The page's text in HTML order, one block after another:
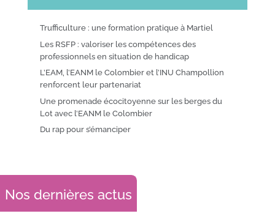
Trufficulture : une formation pratique à Martiel
Les RSFP : valoriser les compétences des
professionnels en situation de handicap
L’EAM, l’EANM le Colombier et l’INU Champollion
renforcent leur partenariat
Une promenade écocitoyenne sur les berges du
Lot avec l’EANM le Colombier
Du rap pour s’émanciper
Nos dernières actus